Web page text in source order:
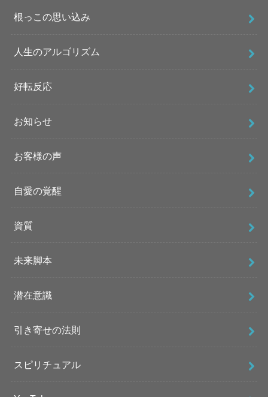
根っこの思い込み
人生のアルゴリズム
好転反応
お知らせ
お客様の声
自愛の覚醒
資質
未来脚本
潜在意識
引き寄せの法則
スピリチュアル